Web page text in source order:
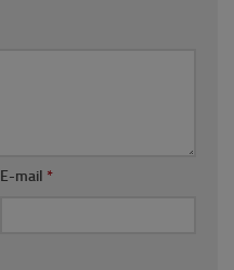
E-mail *